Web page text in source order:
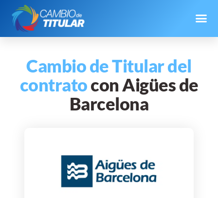
Cambio de Titular del
contratocon Aigües de
Barcelona